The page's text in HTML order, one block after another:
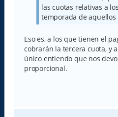
las cuotas relativas a
temporada de
Eso es, a los que tienen el
cobrarán la tercera cuota, y
único entiendo que nos
proporcional.